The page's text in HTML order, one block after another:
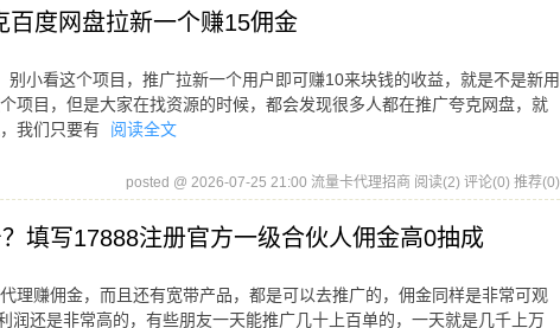
百度网盘拉新一个赚15佣金
小看这个项目，推广拉新一个用户即可赚10来块钱的收益，就是不是新用
项目，但是大家在找资源的时候，都会发现很多人都在推广夸克网盘，就
我们只要有
阅读全文
posted @ 2026-07-25 21:00 流量卡代理招商 阅读(2) 评论(0) 推荐(0)
填写17888注册官方一级合伙人佣金高0抽成
理赚佣金，而且还有宽带产品，都是可以去推广的，佣金同样是非常可观
还是非常高的，有些朋友一天能推广几十上百单的，一天就是几千上万